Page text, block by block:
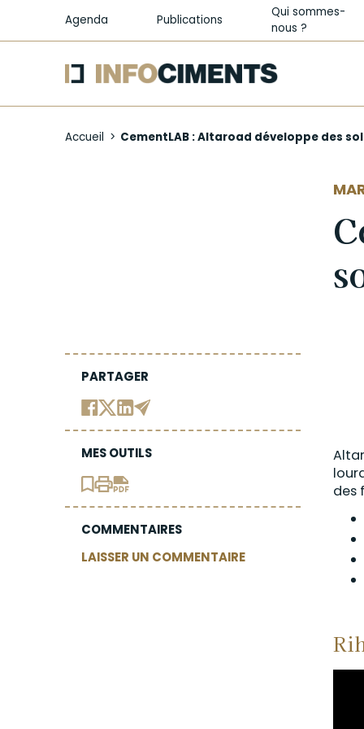
Agenda Publications
Qui sommes-
nous ?
Accueil CementLAB : Altaroad développe des
PARTAGER
MES OUTILS
COMMENTAIRES
LAISSER UN COMMENTAIRE
des